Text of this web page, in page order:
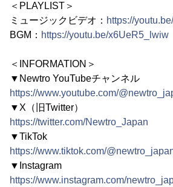
＜PLAYLIST＞
ミュージックビデオ： https://
BGM： https://youtu.be/x6UeR5_lwiw
＜INFORMATION＞
▼Newtro YouTubeチャンネル
https://www.youtube.com/
▼X（旧Twitter）
https://twitter.com/Newtro_Japan
▼TikTok
https://www.tiktok.com/
▼Instagram
https://www.instagram.com/